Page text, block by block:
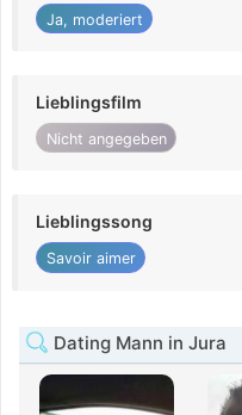
Ja, moderiert
Lieblingsfilm
Nicht angegeben
Lieblingssong
Savoir aimer
Dating Mann in Jura